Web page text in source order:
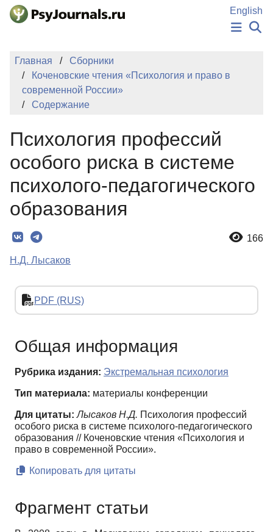
Перейти к основному содержанию
English
НОВОСТИ
ИЗДАНИЯ
Регистрация
Вход
Главная
Сборники
Коченовские чтения «Психология и право в
современной России»
Содержание
Психология профессий
особого риска в системе
психолого-педагогического
образования
166
Н.Д. Лысаков
PDF (RUS)
Общая информация
Рубрика издания: Экстремальная психология
Тип материала: материалы конференции
Для цитаты: Лысаков Н.Д. Психология профессий
особого риска в системе психолого-педагогического
образования // Коченовские чтения «Психология и
право в современной России».
Копировать для цитаты
Фрагмент статьи